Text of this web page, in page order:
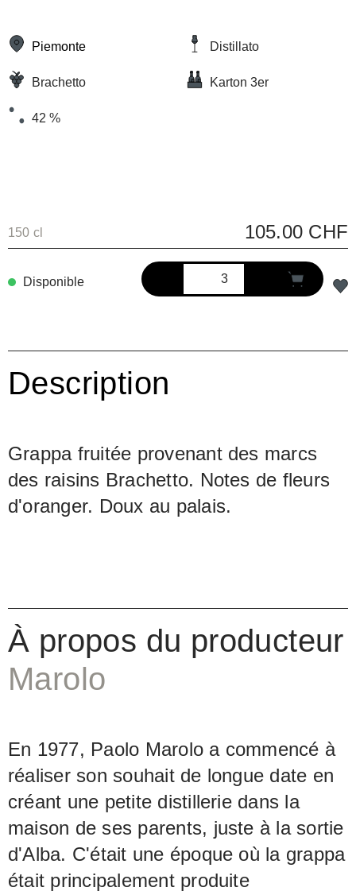
Piemonte Distillato
Brachetto Karton 3er
42 %
150 cl 105.00 CHF
Disponible
Description
Grappa fruitée provenant des marcs
des raisins Brachetto. Notes de fleurs
d'oranger. Doux au palais.
À propos du producteur
Marolo
En 1977, Paolo Marolo a commencé à
réaliser son souhait de longue date en
créant une petite distillerie dans la
maison de ses parents, juste à la sortie
d'Alba. C'était une époque où la grappa
était principalement produite